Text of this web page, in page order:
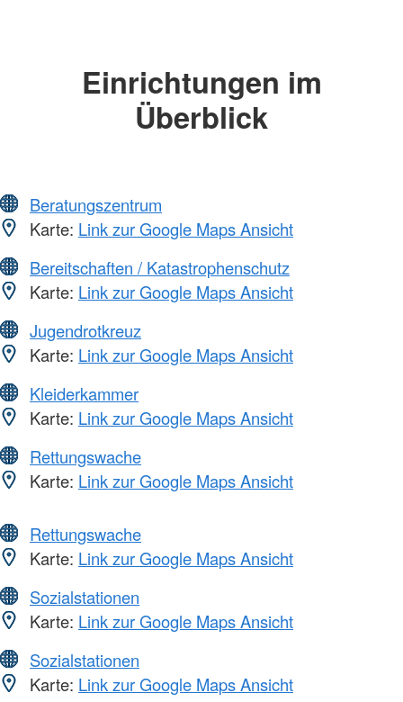
Einrichtungen im
Überblick
Beratungszentrum
Karte: Link zur Google Maps Ansicht
Bereitschaften / Katastrophenschutz
Karte: Link zur Google Maps Ansicht
Jugendrotkreuz
Karte: Link zur Google Maps Ansicht
Kleiderkammer
Karte: Link zur Google Maps Ansicht
Rettungswache
Karte: Link zur Google Maps Ansicht
Rettungswache
Karte: Link zur Google Maps Ansicht
Sozialstationen
Karte: Link zur Google Maps Ansicht
Sozialstationen
Karte: Link zur Google Maps Ansicht